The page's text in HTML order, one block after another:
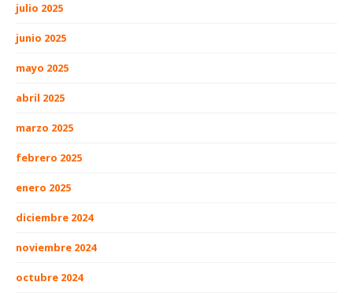
julio 2025
junio 2025
mayo 2025
abril 2025
marzo 2025
febrero 2025
enero 2025
diciembre 2024
noviembre 2024
octubre 2024